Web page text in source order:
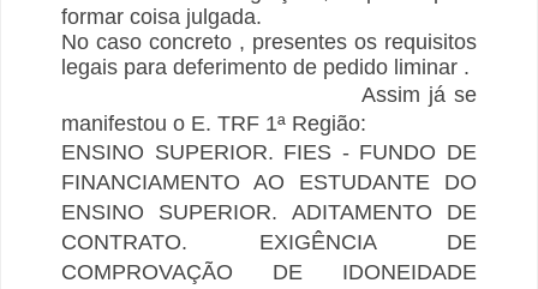
formar coisa julgada.
No caso concreto , presentes os requisitos
legais para deferimento de pedido liminar .
Assim já se
manifestou o E. TRF 1ª Região:
ENSINO SUPERIOR. FIES - FUNDO DE
FINANCIAMENTO AO ESTUDANTE DO
ENSINO SUPERIOR. ADITAMENTO DE
CONTRATO. EXIGÊNCIA DE
COMPROVAÇÃO DE IDONEIDADE